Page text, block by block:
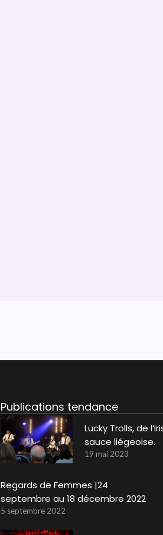
Publications tendance
Lucky Trolls, de
sauce liégeoise.
19 mai 2023
Regards de Femmes |24
septembre au 18 décembre 2022
5 septembre 2022